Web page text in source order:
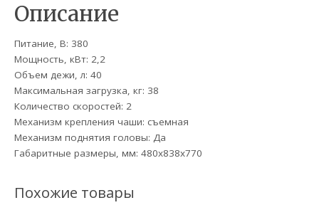
Описание
Питание, В: 380
Мощность, кВт: 2,2
Объем дежи, л: 40
Максимальная загрузка, кг: 38
Количество скоростей: 2
Механизм крепления чаши: съемная
Механизм поднятия головы: Да
Габаритные размеры, мм: 480х838х770
Похожие товары